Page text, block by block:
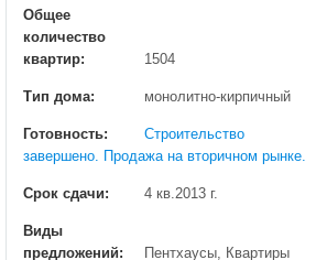
Общее
количество
квартир:
1504
Тип дома: монолитно-кирпичный
Готовность:
Строительство
завершено. Продажа на вторичном рынке.
Срок сдачи: 4 кв.2013 г.
Виды
предложений:
Пентхаусы, Квартиры